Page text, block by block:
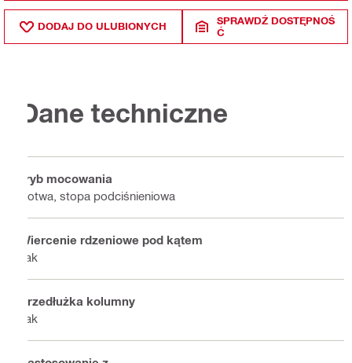
DODAJ DO ULUBIONYCH
SPRAWDŹ DOSTĘPNOŚ
Ć
Dane techniczne
Tryb mocowania
Kotwa, stopa podciśnieniowa
Wiercenie rdzeniowe pod kątem
Tak
Przedłużka kolumny
Tak